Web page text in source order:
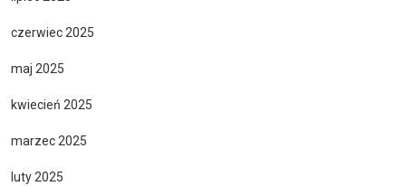
czerwiec 2025
maj 2025
kwiecień 2025
marzec 2025
luty 2025